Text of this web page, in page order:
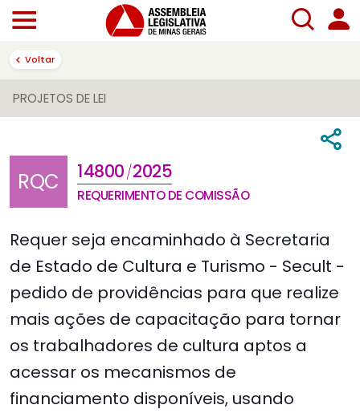
Voltar
PROJETOS DE LEI
RQC 14800/2025
REQUERIMENTO DE COMISSÃO
Requer seja encaminhado à Secretaria
de Estado de Cultura e Turismo - Secult -
pedido de providências para que realize
mais ações de capacitação para tornar
os trabalhadores de cultura aptos a
acessar os mecanismos de
financiamento disponíveis, usando